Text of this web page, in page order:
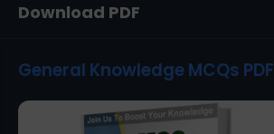
Download PDF
General Knowledge MCQs PDF